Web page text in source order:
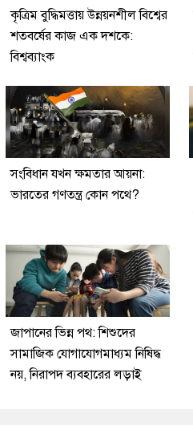
কৃত্রিম বুদ্ধিমত্তায় উন্নয়নশীল বিশ্বের
শতবর্ষের কাজ এক দশকে:
বিশ্বব্যাংক
সংবিধান যখন ক্ষমতার আয়না:
ভারতের গণতন্ত্র কোন পথে?
জাপানের ভিন্ন পথ: শিশুদের
সামাজিক যোগাযোগমাধ্যম নিষিদ্ধ
নয়, নিরাপদ ব্যবহারের লড়াই